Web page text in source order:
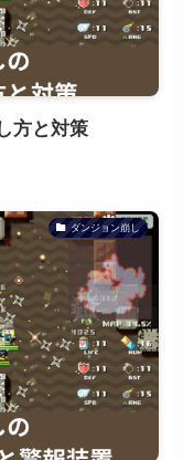
方と対策
ダンジョン崩し